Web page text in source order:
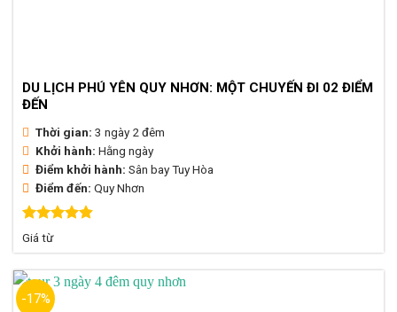
DU LỊCH PHÚ YÊN QUY NHƠN: MỘT CHUYẾN ĐI 02 ĐIỂM
ĐẾN
Thời gian: 3 ngày 2 đêm
Khởi hành: Hằng ngày
Điểm khởi hành: Sân bay Tuy Hòa
Điểm đến: Quy Nhơn
Được xếp
Giá từ
-17%